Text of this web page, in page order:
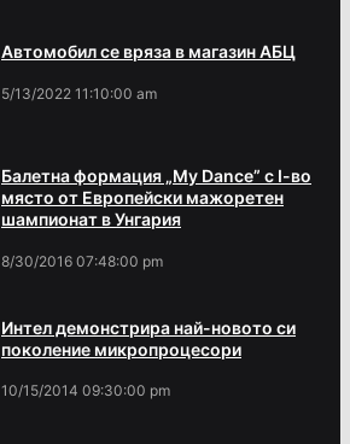
Автомобил се вряза в магазин АБЦ
5/13/2022 11:10:00 am
Балетна формация „My Dance” с І-во
място от Европейски мажоретен
шампионат в Унгария
8/30/2016 07:48:00 pm
Интел демонстрира най-новото си
поколение микропроцесори
10/15/2014 09:30:00 pm